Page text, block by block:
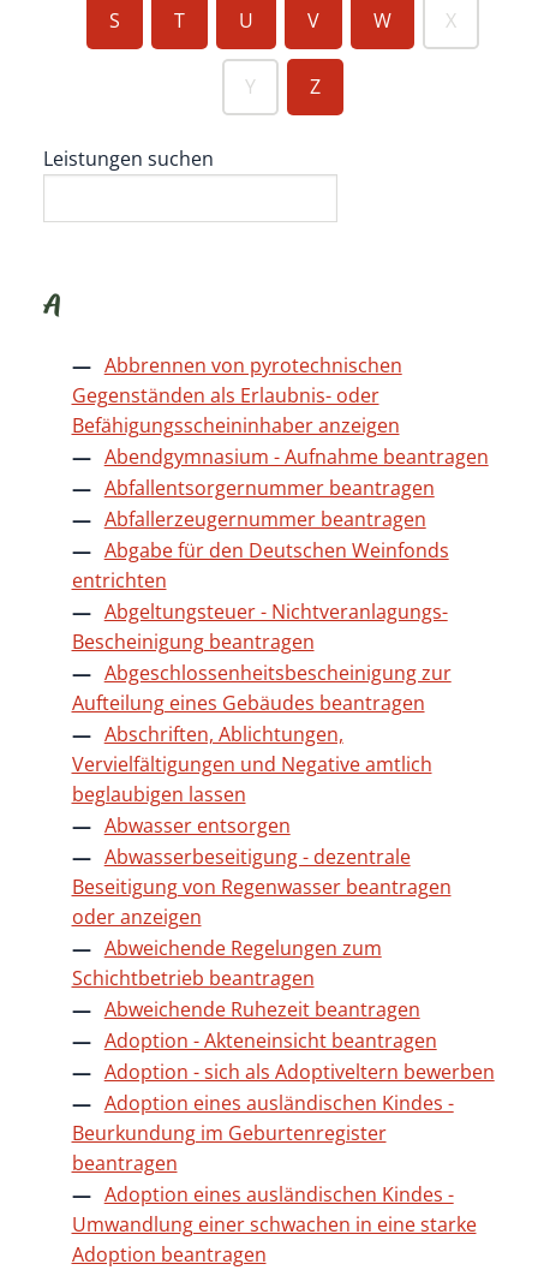
S T U V W X
Y Z
Leistungen suchen
A
Abbrennen von pyrotechnischen
Gegenständen als Erlaubnis- oder
Befähigungsscheininhaber anzeigen
Abendgymnasium - Aufnahme beantragen
Abfallentsorgernummer beantragen
Abfallerzeugernummer beantragen
Abgabe für den Deutschen Weinfonds
entrichten
Abgeltungsteuer - Nichtveranlagungs-
Bescheinigung beantragen
Abgeschlossenheitsbescheinigung zur
Aufteilung eines Gebäudes beantragen
Abschriften, Ablichtungen,
Vervielfältigungen und Negative amtlich
beglaubigen lassen
Abwasser entsorgen
Abwasserbeseitigung - dezentrale
Beseitigung von Regenwasser beantragen
oder anzeigen
Abweichende Regelungen zum
Schichtbetrieb beantragen
Abweichende Ruhezeit beantragen
Adoption - Akteneinsicht beantragen
Adoption - sich als Adoptiveltern bewerben
Adoption eines ausländischen Kindes -
Beurkundung im Geburtenregister
beantragen
Adoption eines ausländischen Kindes -
Umwandlung einer schwachen in eine starke
Adoption beantragen